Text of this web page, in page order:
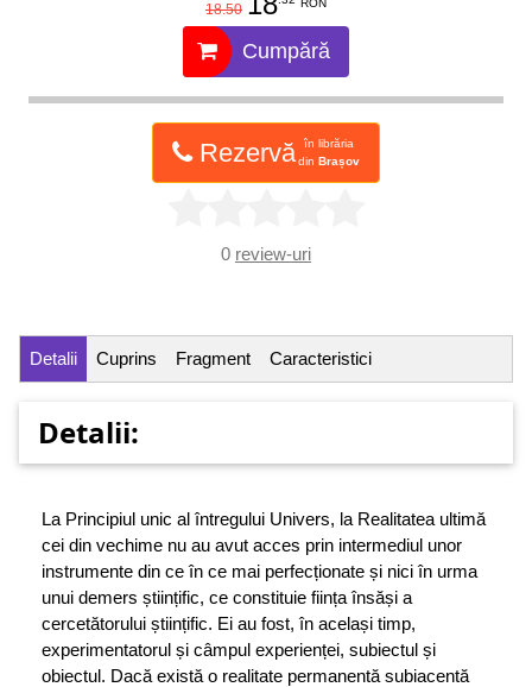
18.50 RON
Cumpără
Rezervă
în librăria
din Brașov
0 review-uri
Detalii Cuprins Fragment Caracteristici
Detalii:
La Principiul unic al întregului Univers, la Realitatea ultimă
cei din vechime nu au avut acces prin intermediul unor
instrumente din ce în ce mai perfecționate și nici în urma
unui demers științific, ce constituie ființa însăși a
cercetătorului științific. Ei au fost, în același timp,
experimentatorul și câmpul experienței, subiectul și
obiectul. Dacă există o realitate permanentă subiacentă